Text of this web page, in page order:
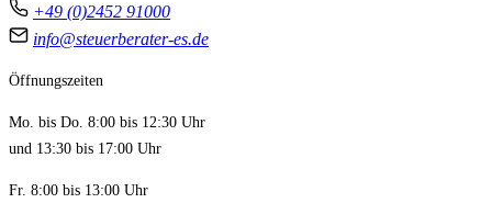
+49 (0)2452 91000
info@steuerberater-es.de
Öffnungszeiten
Mo. bis Do. 8:00 bis 12:30 Uhr
und 13:30 bis 17:00 Uhr
Fr. 8:00 bis 13:00 Uhr